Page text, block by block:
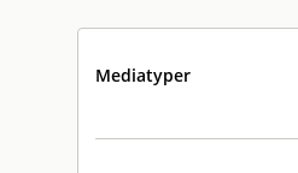
Mediatyper